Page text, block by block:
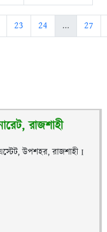
23 24 ... 27
রাজশাহী
উপশহর, রাজশাহী I